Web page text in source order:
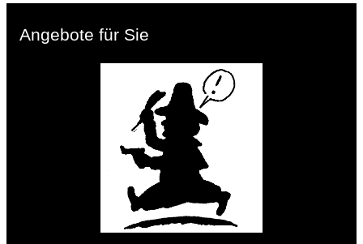
Angebote für Sie